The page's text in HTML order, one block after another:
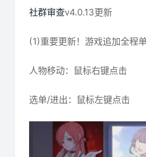
社群审查v4.0.13更新
(1)重要更新！游戏追加全程
人物移动：鼠标右键点击
选单/进出：鼠标左键点击